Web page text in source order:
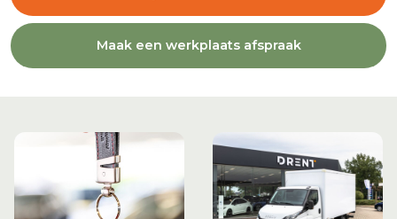
Maak een werkplaats afspraak